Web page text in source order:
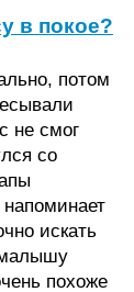
в покое?
потом
не смог
со
искать
малышу
похоже